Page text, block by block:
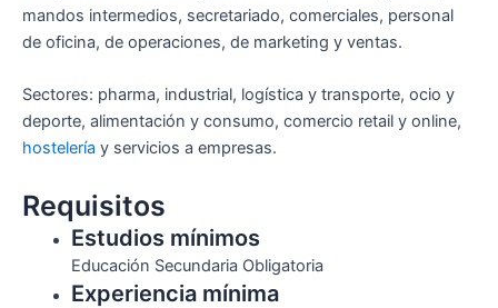
mandos intermedios, secretariado, comerciales, personal
de oficina, de operaciones, de marketing y ventas.
Sectores: pharma, industrial, logística y transporte, ocio y
deporte, alimentación y consumo, comercio retail y online,
hostelería y servicios a empresas.
Requisitos
Estudios mínimos
Educación Secundaria Obligatoria
Experiencia mínima